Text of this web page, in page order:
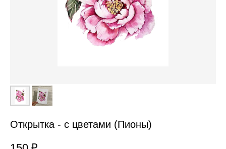
Открытка - c цветами (Пионы)